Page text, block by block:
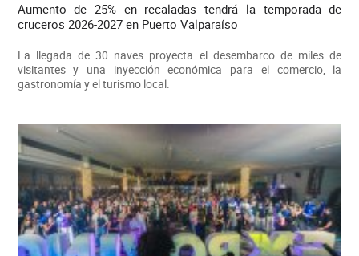
Aumento de 25% en recaladas tendrá la temporada de
cruceros 2026-2027 en Puerto Valparaíso
La llegada de 30 naves proyecta el desembarco de miles de
visitantes y una inyección económica para el comercio, la
gastronomía y el turismo local.